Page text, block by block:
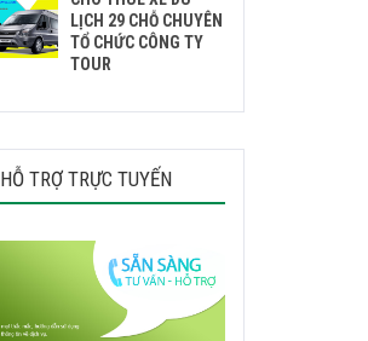
LỊCH 29 CHỖ CHUYÊN
TỔ CHỨC CÔNG TY
TOUR
HỖ TRỢ TRỰC TUYẾN